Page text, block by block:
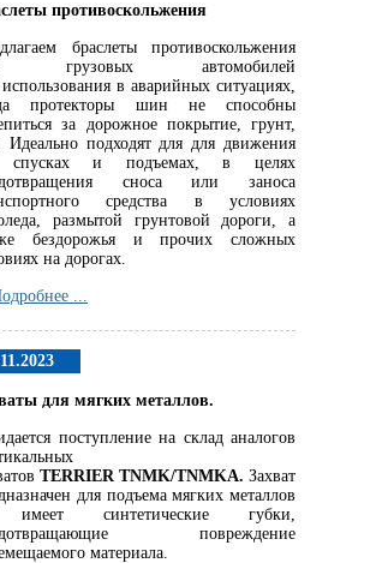
противоскольжения
браслеты противоскольжения
грузовых автомобилей
в аварийных ситуациях,
протекторы шин не способны
за дорожное покрытие, грунт,
Идеально подходят для для движения
и подъемах, в целях
сноса или заноса
средства в условиях
размытой грунтовой дороги, а
бездорожья и прочих сложных
на дорогах.
...
для мягких металлов.
поступление на склад аналогов
TERRIERTNMK/TNMKA. Захват
для подъема мягких металлов
синтетические губки,
повреждение
материала.